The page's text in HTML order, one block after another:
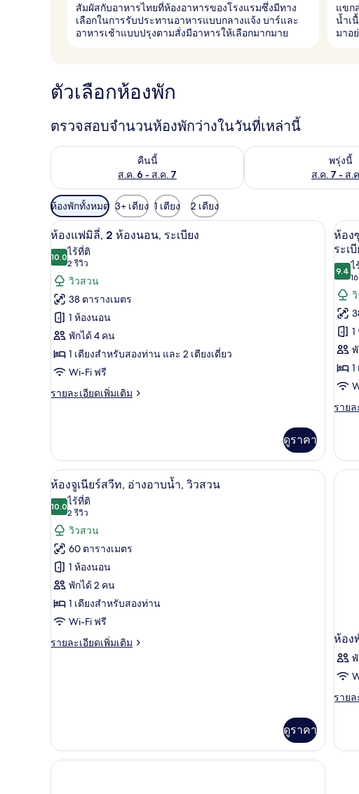
สัมผัสกับอาหารไทยที่ห้องอาหารของโรงแรมซึ่งมีทาง
เลือกในการรับประทานอาหารแบบกลางแจ้ง บาร์และ
อาหารเช้าแบบปรุงตามสั่งมีอาหารให้เลือกมากมาย
แขก
น้ำเ
มาอ
ตัวเลือกห้องพัก
ตรวจสอบจำนวนห้องพักว่างในวันที่เหล่านี้
คืนนี้
ส.ค. 6 - ส.ค. 7
ตรวจสอบจำนวนห้องพักว่างในคืนนี้ ส.ค. 6 - ส.ค. 7
พรุ่งนี้
ส.ค. 7 - ส.
ตรวจสอบจำนวนห้องพัก
ตัว
กรอง
ที่
มี
ให้
สำหรับ
ห้อง
พัก
ห้องพักทั้งหมด 3+ เตียง 1 เตียง 2 เตียง
เปิด
ภาพถ่าย
ทั้งหมด
ของ
ห้อง
แฟ
มิ
ลี่,
2
ระเบียง
ห้องแฟมิลี่, 2 ห้องนอน, ระเบียง | ตู้นิรภัยใ
7
ห้องแฟมิลี่, 2 ห้องนอน, ระเบียง
10.010.0 จาก 10
ไร้ที่ติ
2 รีวิว
(2
รีวิว)
วิวสวน
38 ตารางเมตร
1 ห้องนอน
พักได้ 4 คน
1 เตียงสำหรับสองท่าน และ 2 เตียงเดี่ยว
Wi-Fi ฟรี
รายละเอียดเพิ่มเติม
ราย
กับ
ห้อง
แฟ
ลี่,
2
ห้อง
นอน,
ระเบียง
ดูราคา
เปิด
ภาพ
ทั้ง
ของ
ห้อง
ซู
พี
เรีย,
เตียง
ใหญ่
เตียง
หรือ
8
ห้อง
ระเ
9.4
9.4
ไ
รายล
ราย
เกี่ยว
กับ
ห้อง
เตียง,
ระเบี
เปิด
ภาพถ่าย
ทั้งหมด
ของ
ห้อง
จู
เนียร์
สวีท,
อ่างอาบน้ำ,
ห้องจูเนียร์สวีท, อ่างอาบน้ำ, วิวสวน | ตู้นิ
7
ห้องจูเนียร์สวีท, อ่างอาบน้ำ, วิวสวน
10.010.0 จาก 10
ไร้ที่ติ
2 รีวิว
(2
รีวิว)
วิวสวน
60 ตารางเมตร
1 ห้องนอน
พักได้ 2 คน
1 เตียงสำหรับสองท่าน
Wi-Fi ฟรี
รายละเอียดเพิ่มเติม
ราย
เนียร์
สวี
ท,
ดูราคา
ห้อง
รายล
ราย
เกี่ยว